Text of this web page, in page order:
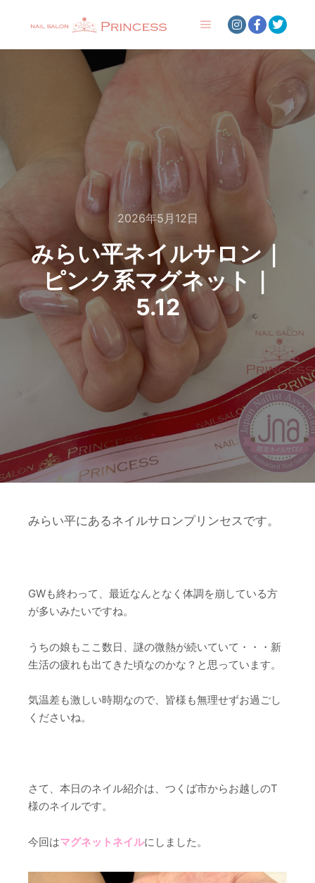
2026年5月12日
みらい平ネイルサロン｜
ピンク系マグネット｜
5.12
みらい平にあるネイルサロンプリンセスです。
GWも終わって、最近なんとなく体調を崩している方
が多いみたいですね。
うちの娘もここ数日、謎の微熱が続いていて・・・新
生活の疲れも出てきた頃なのかな？と思っています。
気温差も激しい時期なので、皆様も無理せずお過ごし
くださいね。
さて、本日のネイル紹介は、つくば市からお越しのT
様のネイルです。
今回はマグネットネイルにしました。